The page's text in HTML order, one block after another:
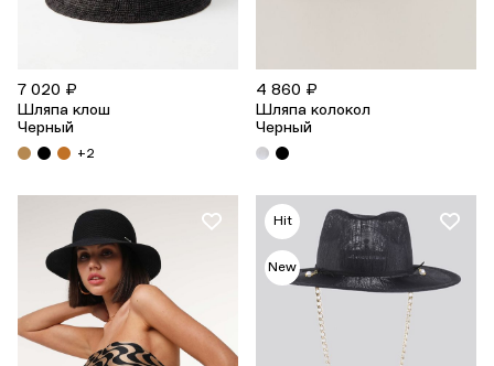
7 020 ₽
Шляпа клош
Черный
+2
4 860 ₽
Шляпа колокол
Черный
Hit
New